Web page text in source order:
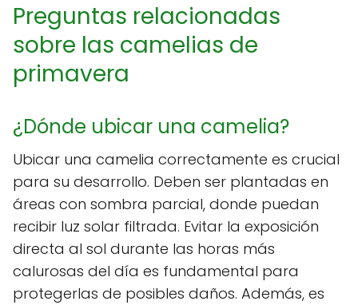
Preguntas relacionadas
sobre las camelias de
primavera
¿Dónde ubicar una camelia?
Ubicar una camelia correctamente es crucial
para su desarrollo. Deben ser plantadas en
áreas con sombra parcial, donde puedan
recibir luz solar filtrada. Evitar la exposición
directa al sol durante las horas más
calurosas del día es fundamental para
protegerlas de posibles daños. Además, es